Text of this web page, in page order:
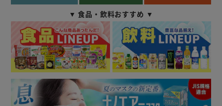
▼ 食品・飲料おすすめ ▼